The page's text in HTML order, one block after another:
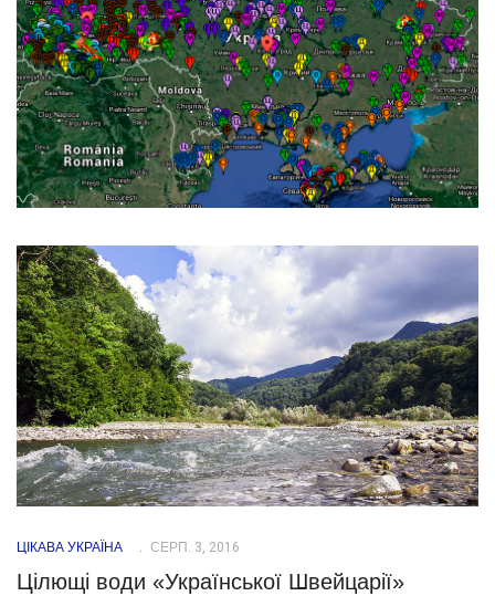
ЦІКАВА УКРАЇНА СЕРП. 3, 2016
Цілющі води «Української Швейцарії»